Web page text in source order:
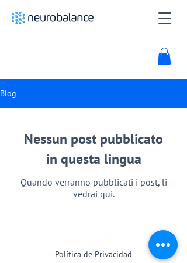
Blog
Nessun post pubblicato
in questa lingua
Quando verranno pubblicati i post, li
vedrai qui.
Política de Privacidad